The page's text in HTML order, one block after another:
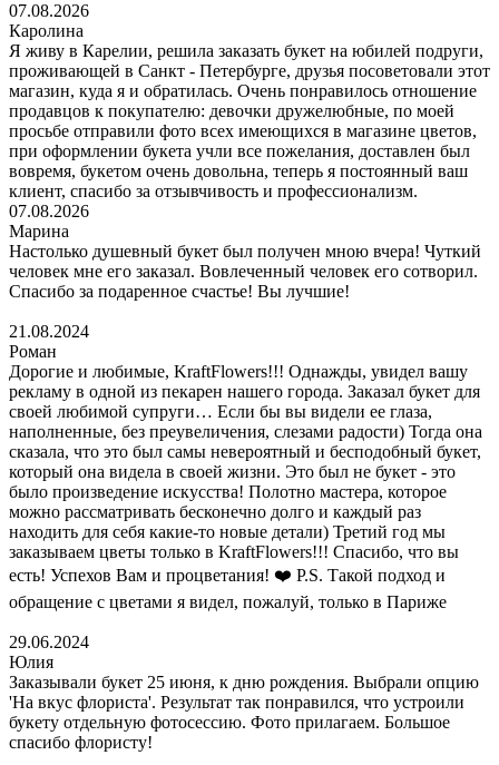
07.08.2026
Каролина
Я живу в Карелии, решила заказать букет на юбилей подруги,
проживающей в Санкт - Петербурге, друзья посоветовали этот
магазин, куда я и обратилась. Очень понравилось отношение
продавцов к покупателю: девочки дружелюбные, по моей
просьбе отправили фото всех имеющихся в магазине цветов,
при оформлении букета учли все пожелания, доставлен был
вовремя, букетом очень довольна, теперь я постоянный ваш
клиент, спасибо за отзывчивость и профессионализм.
07.08.2026
Марина
Настолько душевный букет был получен мною вчера! Чуткий
человек мне его заказал. Вовлеченный человек его сотворил.
Спасибо за подаренное счастье! Вы лучшие!
21.08.2024
Роман
Дорогие и любимые, KraftFlowers!!! Однажды, увидел вашу
рекламу в одной из пекарен нашего города. Заказал букет для
своей любимой супруги… Если бы вы видели ее глаза,
наполненные, без преувеличения, слезами радости) Тогда она
сказала, что это был самы невероятный и бесподобный букет,
который она видела в своей жизни. Это был не букет - это
было произведение искусства! Полотно мастера, которое
можно рассматривать бесконечно долго и каждый раз
находить для себя какие-то новые детали) Третий год мы
заказываем цветы только в KraftFlowers!!! Спасибо, что вы
есть! Успехов Вам и процветания! ❤️ P.S. Такой подход и
обращение с цветами я видел, пожалуй, только в Париже
29.06.2024
Юлия
Заказывали букет 25 июня, к дню рождения. Выбрали опцию
'На вкус флориста'. Результат так понравился, что устроили
букету отдельную фотосессию. Фото прилагаем. Большое
спасибо флористу!